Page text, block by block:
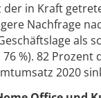
der in Kraft
Nachfrage
als
76 %). 82
2020